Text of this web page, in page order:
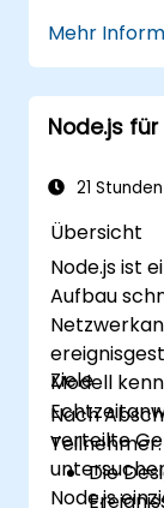
zu
Mehr
Node.js
21 Stunden
Übersicht
Node.js ist
Aufbau
Modell
verteilte
Node.js
Ziele
Nach
Teilnehmer:
Die